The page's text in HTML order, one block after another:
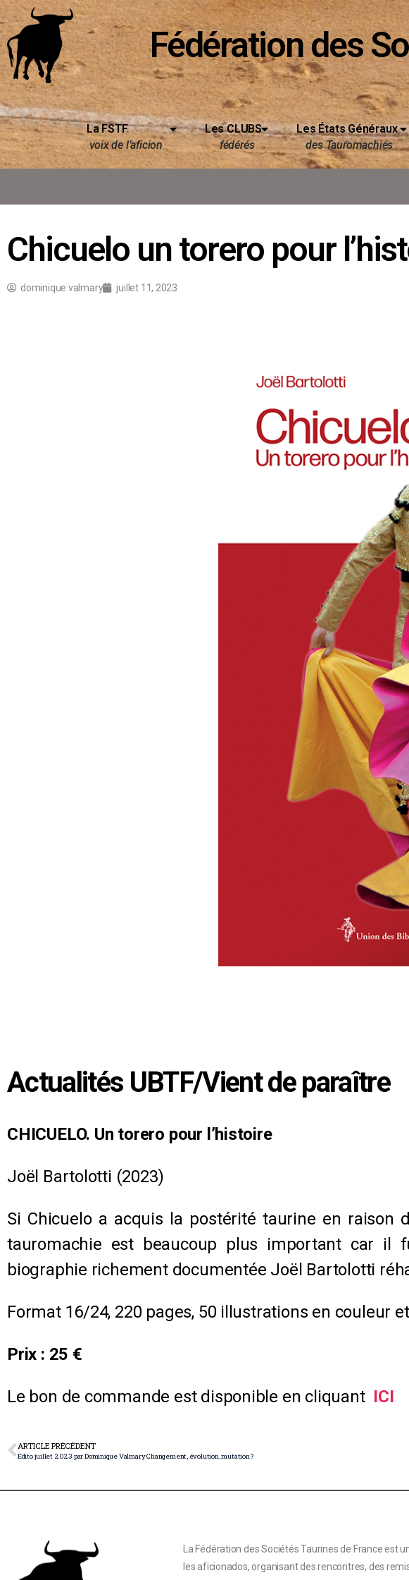
Fédération des
La FSTF
voix de l’aficion
Les CLUBS
fédérés
Les États Généraux
des Tauromachies
Chicuelo un torero pour
dominique valmary juillet 11, 2023
Actualités UBTF/Vient de paraître
CHICUELO. Un torero pour l’histoire
Joël Bartolotti (2023)
Si Chicuelo a acquis la postérité taurine en
tauromachie est beaucoup plus important car il
biographie richement documentée Joël Bartolotti
Format 16/24, 220 pages, 50 illustrations en couleur
Prix : 25 €
Le bon de commande est disponible en cliquant ICI
ARTICLE PRÉCÉDENT
Edito juillet 2023 par Dominique Valmary Changement, évolution, mutation ?
La Fédération des Sociétés Taurines de France est
les aficionados, organisant des rencontres, des